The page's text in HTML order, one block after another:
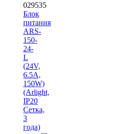
029535
Блок
питания
ARS-
150-
24-
L
(24V,
6.5A,
150W)
(Arlight,
IP20
Сетка,
3
года)